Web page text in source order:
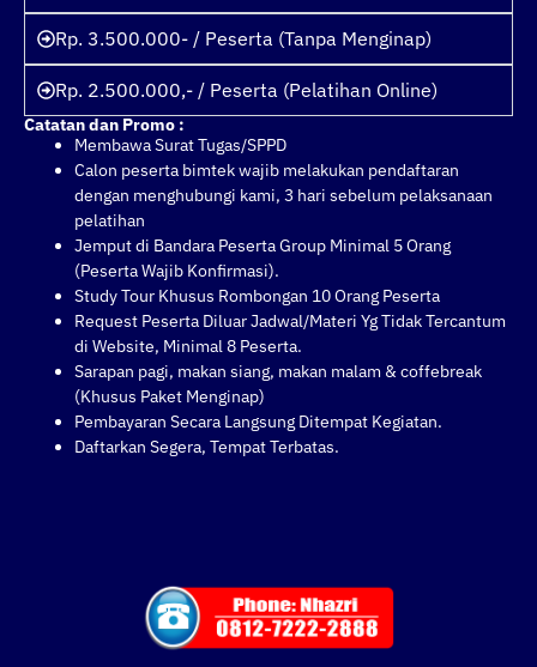
Rp. 3.500.000- / Peserta (Tanpa Menginap)
Rp. 2.500.000,- / Peserta (Pelatihan Online)
Catatan dan Promo :
Membawa Surat Tugas/SPPD
Calon peserta bimtek wajib melakukan pendaftaran
dengan menghubungi kami, 3 hari sebelum pelaksanaan
pelatihan
Jemput di Bandara Peserta Group Minimal 5 Orang
(Peserta Wajib Konfirmasi).
Study Tour Khusus Rombongan 10 Orang Peserta
Request Peserta Diluar Jadwal/Materi Yg Tidak Tercantum
di Website, Minimal 8 Peserta.
Sarapan pagi, makan siang, makan malam & coffebreak
(Khusus Paket Menginap)
Pembayaran Secara Langsung Ditempat Kegiatan.
Daftarkan Segera, Tempat Terbatas.